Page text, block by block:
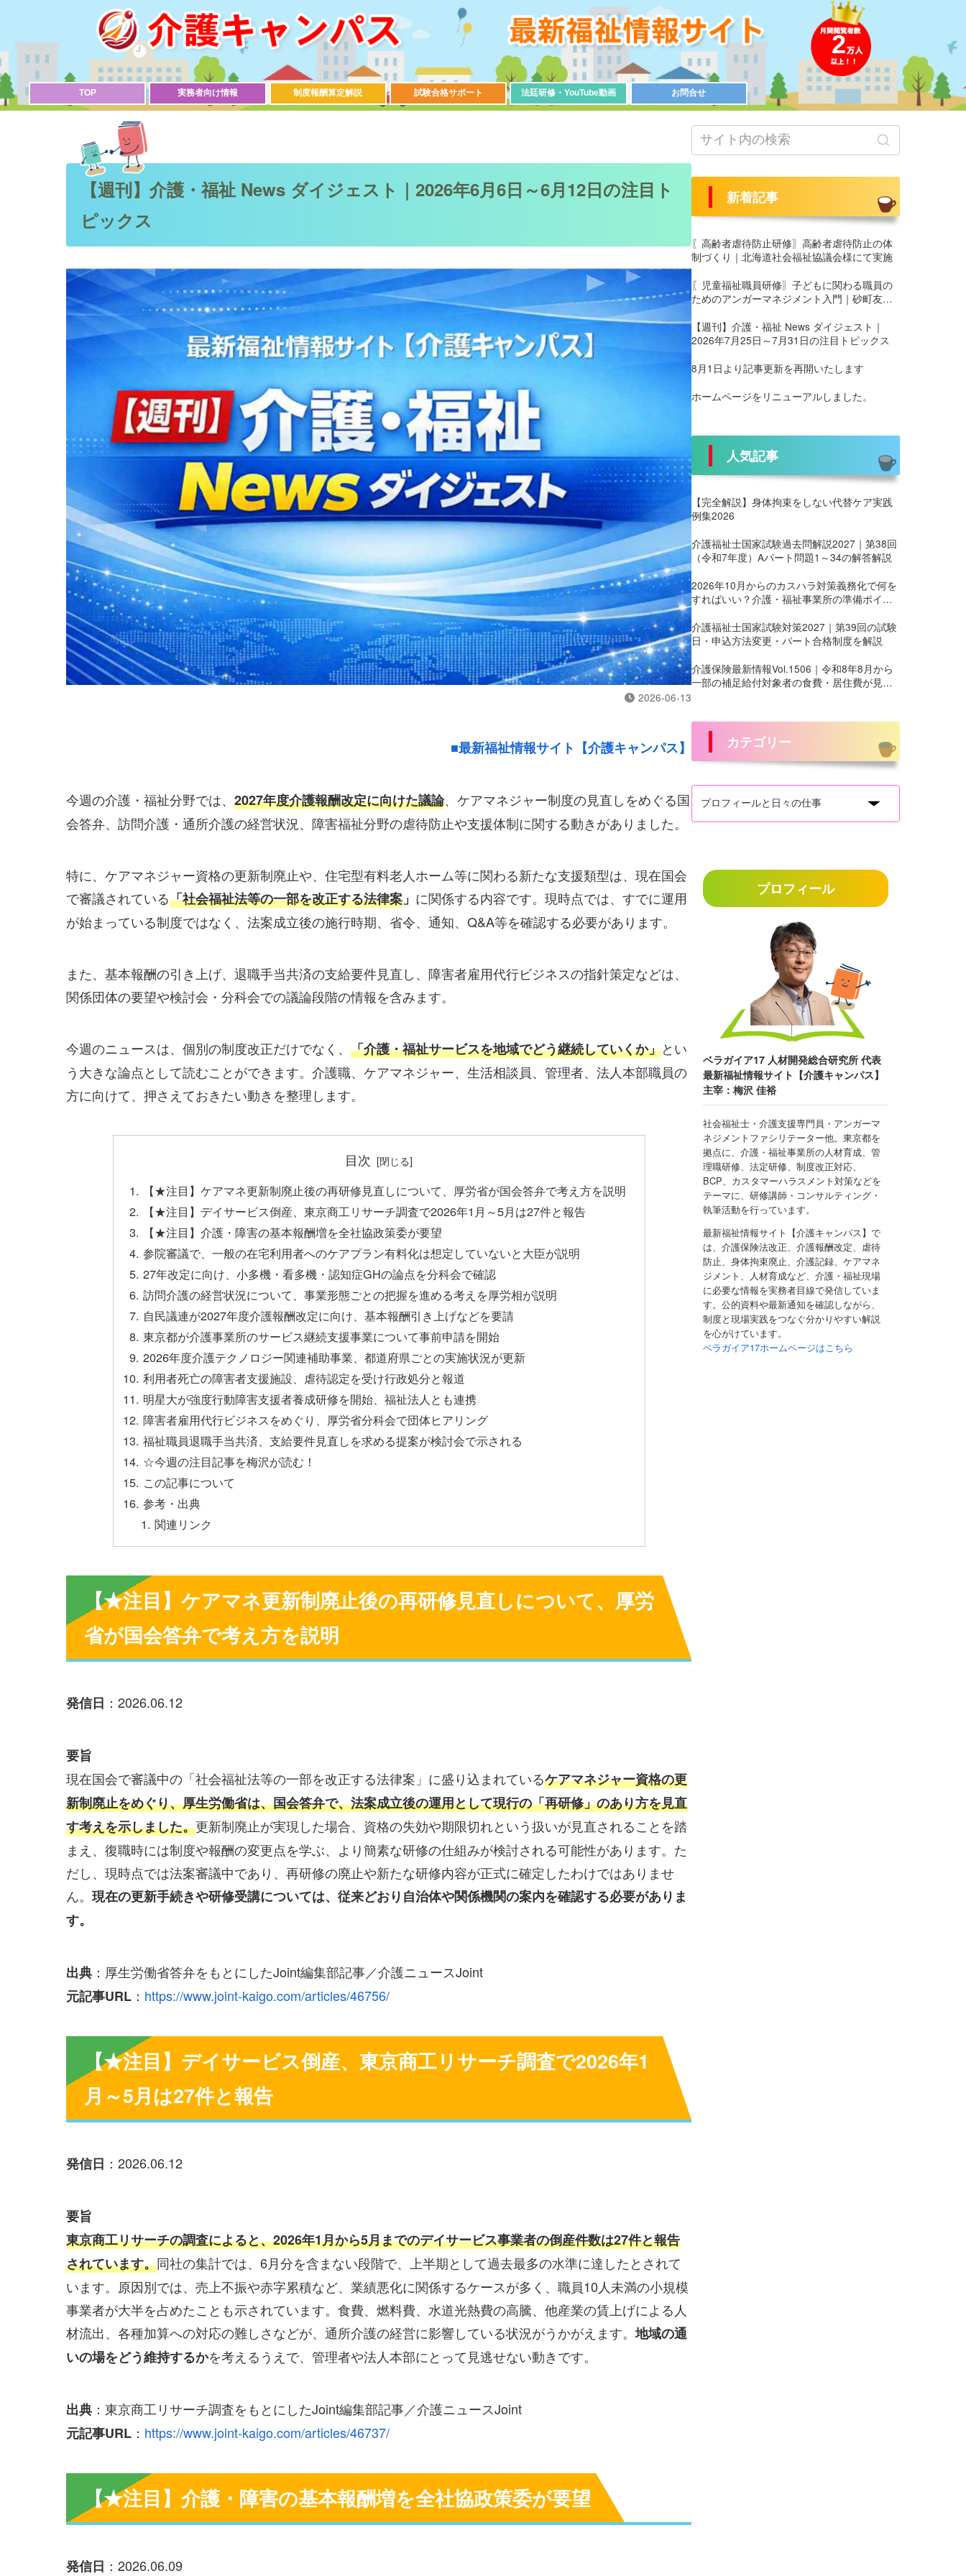
2
TOP 実務者向け情報 制度報酬算定解説 試験合格サポート 法廷研修・YouTube動画 お問合せ
【週刊】介護・福祉 News ダイジェスト｜2026年6月6日～6月12日の注目ト
ピックス
2026-06-13
■最新福祉情報サイト【介護キャンパス】
今週の介護・福祉分野では、 2027年度介護報酬改定に向けた議論、ケアマネジャー制度の見直しをめぐる国
会答弁、訪問介護・通所介護の経営状況、障害福祉分野の虐待防止や支援体制に関する動きがありました。
特に、ケアマネジャー資格の更新制廃止や、住宅型有料老人ホーム等に関わる新たな支援類型は、現在国会
で審議されている「社会福祉法等の一部を改正する法律案 」 に関係する内容です。現時点では、すでに運用
が始まっている制度ではなく、法案成立後の施行時期、省令、通知、Q&A等を確認する必要があります。
また、基本報酬の引き上げ、退職手当共済の支給要件見直し、障害者雇用代行ビジネスの指針策定などは、
関係団体の要望や検討会・分科会での議論段階の情報を含みます。
今週のニュースは、個別の制度改正だけでなく、 「介護・福祉サービスを地域でどう継続していくか」とい
う大きな論点として読むことができます。介護職、ケアマネジャー、生活相談員、管理者、法人本部職員の
方に向けて、押さえておきたい動きを整理します。
目次
【★注目】ケアマネ更新制廃止後の再研修見直しについて、厚労省が国会答弁で考え方を説明
【★注目】デイサービス倒産、東京商工リサーチ調査で2026年1月～5月は27件と報告
【★注目】介護・障害の基本報酬増を全社協政策委が要望
参院審議で、一般の在宅利用者へのケアプラン有料化は想定していないと大臣が説明
27年改定に向け、小多機・看多機・認知症GHの論点を分科会で確認
訪問介護の経営状況について、事業形態ごとの把握を進める考えを厚労相が説明
自民議連が2027年度介護報酬改定に向け、基本報酬引き上げなどを要請
東京都が介護事業所のサービス継続支援事業について事前申請を開始
2026年度介護テクノロジー関連補助事業、都道府県ごとの実施状況が更新
利用者死亡の障害者支援施設、虐待認定を受け行政処分と報道
明星大が強度行動障害支援者養成研修を開始、福祉法人とも連携
障害者雇用代行ビジネスをめぐり、厚労省分科会で団体ヒアリング
福祉職員退職手当共済、支給要件見直しを求める提案が検討会で示される
☆今週の注目記事を梅沢が読む！
この記事について
参考・出典
関連リンク
【★注目】ケアマネ更新制廃止後の再研修見直しについて、厚労
省が国会答弁で考え方を説明
発信日 ：2026.06.12
要旨
現在国会で審議中の「社会福祉法等の一部を改正する法律案」に盛り込まれているケアマネジャー資格の更
新制廃止をめぐり、厚生労働省は、国会答弁で、法案成立後の運用として現行の「再研修」のあり方を見直
す考えを示しました。更新制廃止が実現した場合、資格の失効や期限切れという扱いが見直されることを踏
まえ、復職時には制度や報酬の変更点を学ぶ、より簡素な研修の仕組みが検討される可能性があります。た
だし、現時点では法案審議中であり、再研修の廃止や新たな研修内容が正式に確定したわけではありませ
ん。 現在の更新手続きや研修受講については、従来どおり自治体や関係機関の案内を確認する必要がありま
す。
出典 ：厚生労働省答弁をもとにしたJoint編集部記事／介護ニュースJoint
元記事URL ： https://www.joint-kaigo.com/articles/46756/
【★注目】デイサービス倒産、東京商工リサーチ調査で2026年1
月～5月は27件と報告
発信日 ：2026.06.12
要旨
東京商工リサーチの調査によると、2026年1月から5月までのデイサービス事業者の倒産件数は27件と報告
されています。同社の集計では、6月分を含まない段階で、上半期として過去最多の水準に達したとされて
います。原因別では、売上不振や赤字累積など、業績悪化に関係するケースが多く、職員10人未満の小規模
事業者が大半を占めたことも示されています。食費、燃料費、水道光熱費の高騰、他産業の賃上げによる人
材流出、各種加算への対応の難しさなどが、通所介護の経営に影響している状況がうかがえます。地域の通
いの場をどう維持するかを考えるうえで、管理者や法人本部にとって見逃せない動きです。
出典 ：東京商工リサーチ調査をもとにしたJoint編集部記事／介護ニュースJoint
元記事URL ： https://www.joint-kaigo.com/articles/46737/
【★注目】介護・障害の基本報酬増を全社協政策委が要望
発信日 ：2026.06.09
新着記事
〖高齢者虐待防止研修〗高齢者虐待防止の体
制づくり｜北海道社会福祉協議会様にて実施
〖児童福祉職員研修〗子どもに関わる職員の
ためのアンガーマネジメント入門｜砂町友愛
【週刊】介護・福祉 News ダイジェスト｜
2026年7月25日～7月31日の注目トピックス
8月1日より記事更新を再開いたします
ホームページをリニューアルしました。
人気記事
【完全解説】身体拘束をしない代替ケア実践
例集2026
介護福祉士国家試験過去問解説2027｜第38回
（令和7年度）Aパート問題1～34の解答解説
2026年10月からのカスハラ対策義務化で何を
すればいい？介護・福祉事業所の準備ポイン
介護福祉士国家試験対策2027｜第39回の試験
日・申込方法変更・パート合格制度を解説
介護保険最新情報Vol.1506｜令和8年8月から
一部の補足給付対象者の食費・居住費が見直
カテゴリー
プロフィール
ベラガイア17 人材開発総合研究所 代表
最新福祉情報サイト【介護キャンパス】
主宰：梅沢 佳裕
社会福祉士・介護支援専門員・アンガーマ
ネジメントファシリテーター他。東京都を
拠点に、介護・福祉事業所の人材育成、管
理職研修、法定研修、制度改正対応、
BCP、カスタマーハラスメント対策などを
テーマに、研修講師・コンサルティング・
執筆活動を行っています。
最新福祉情報サイト【介護キャンパス】で
は、介護保険法改正、介護報酬改定、虐待
防止、身体拘束廃止、介護記録、ケアマネ
ジメント、人材育成など、介護・福祉現場
に必要な情報を実務者目線で発信していま
す。公的資料や最新通知を確認しながら、
制度と現場実践をつなぐ分かりやすい解説
を心がけています。
ベラガイア17ホームページはこちら